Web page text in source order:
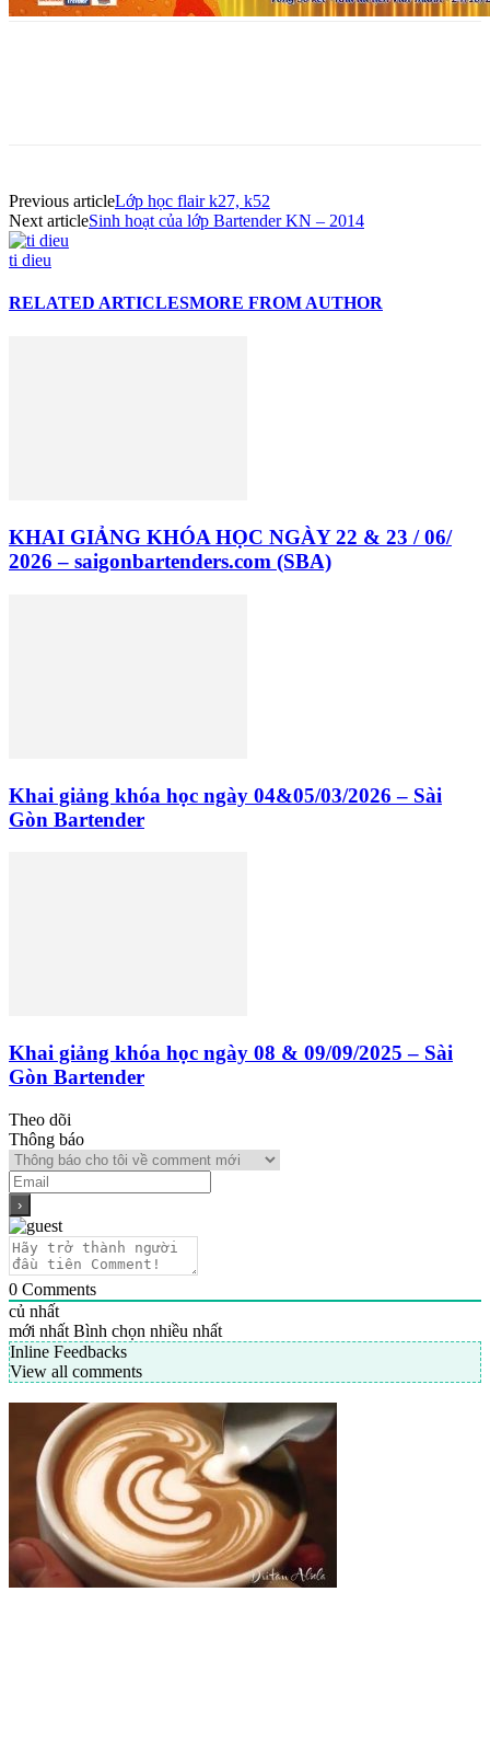
Previous articleLớp học flair k27, k52
Next articleSinh hoạt của lớp Bartender KN – 2014
ti dieu
RELATED ARTICLESMORE FROM AUTHOR
KHAI GIẢNG KHÓA HỌC NGÀY 22 & 23 / 06/
2026 – saigonbartenders.com (SBA)
Khai giảng khóa học ngày 04&05/03/2026 – Sài
Gòn Bartender
Khai giảng khóa học ngày 08 & 09/09/2025 – Sài
Gòn Bartender
Theo dõi
Thông báo
0 Comments
củ nhất
mới nhất Bình chọn nhiều nhất
Inline Feedbacks
View all comments